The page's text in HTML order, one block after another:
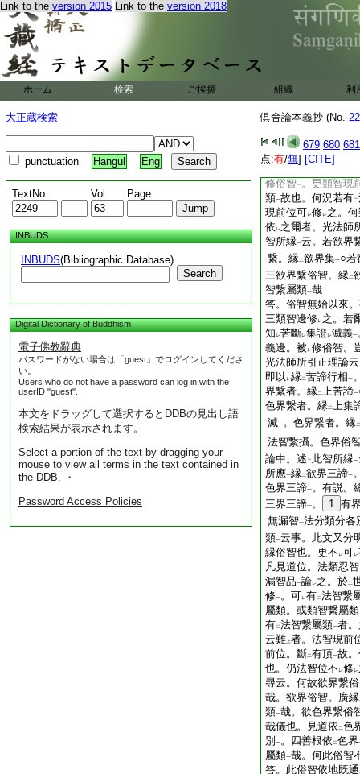
Link to the version 2015 Link to the version 2018
ホーム 検索 ご挨拶 組織 利
大正蔵検索
punctuation Hangul Eng
TextNo. Vol. Page
INBUDS
INBUDS(Bibliographic Database)
Search
Digital Dictionary of Buddhism
電子佛教辭典
パスワードがない場合は「guest」でログインしてくださ
い。
Users who do not have a password can log in with the
userID "guest".
本文をドラッグして選択するとDDBの見出し語
検索結果が表示されます。
Select a portion of the text by dragging your
mouse to view all terms in the text contained in
the DDB. ・
Password Access Policies
倶舍論本義抄 (No.
679 680 681
点:有/無] [CITE]
存故。此智有二法倶
尋云。三類智邊俗
者。又可 有二
也。婆沙論中
。定知無 法後得
細問答。如
第四卷
問。三類智邊俗智
答。可 有法智繋屬
繋屬類一
者。既三類
不レ可レ有二法智繋屬
前之位。各修
自類
修俗智一。更類智現
類一故也。何況若有二
現前位可レ修レ之。
依 レ之爾者。光法師
智所縁一云。若欲界
繋。縁二欲界集一○若
三欲界繋俗智。縁二
智繋屬類一哉
答。俗智無始以來
三類智邊修レ之。若
知 レ苦斷レ集證レ滅義一
義邊。被 レ修俗智。
光法師所引正理論
即以 レ縁二苦諦行相一
界繋者。縁二上苦諦一
色界繋者。縁二上集
滅一。色界繋者。縁二
法智繋攝。色界俗
論中。述 二 此智所縁一
所應一縁二欲界三諦一
色界三諦一。有説。
三界三諦一。 1 有
無漏智一法分類分各
類一云事。此文又分
縁俗智也。更不 レ可レ
凡見道位。法類忍
漏智品一論レ之。於二
修一。可レ有二法智繋
屬類。或類智繋屬
有二法智繋屬類一者
云難 上者。法智現前
前位。斷二有頂一故
也。仍法智位不 レ修レ
尋云。何故欲界繋
哉。欲界俗智。廣縁
類一哉。欲色界繋俗
哉儀也。見道依 二色
別 一。四善根依 二色界
屬類一哉。何此俗智
答。此俗智依地既通